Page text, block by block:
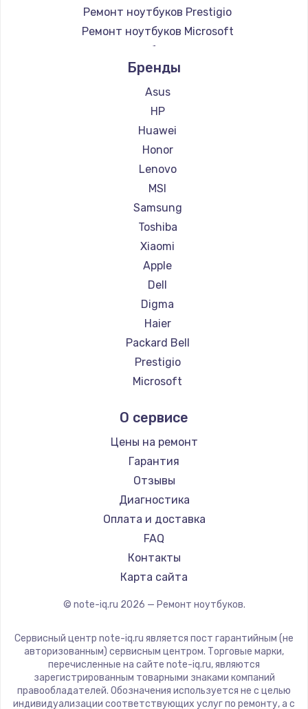
Ремонт ноутбуков Prestigio
Ремонт ноутбуков Microsoft
Ремонт ноутбуков Alienware
Ремонт ноутбуков Aquarius
Ремонт ноутбуков Gigabyte
Ремонт ноутбуков Aorus
Ремонт ноутбуков Maibenben
Ремонт ноутбуков Getac
Ремонт ноутбуков Epson
Ремонт ноутбуков Philips
Ремонт ноутбуков LG
Ремонт ноутбуков Panasonic
Ремонт ноутбуков Irbis
Ремонт ноутбуков Thunderobot
Ремонт ноутбуков Hasee
Ремонт ноутбуков ZTE
Ремонт ноутбуков Hiper
Ремонт ноутбуков Evga
Ремонт ноутбуков Google
Ремонт ноутбуков Echips
Ремонт ноутбуков Predator
Ремонт ноутбуков iru
Ремонт ноутбуков Machenike
Ремонт ноутбуков DEXP
Ремонт ноутбуков Teclast
Ремонт ноутбуков CHUWI
Ремонт ноутбуков Colorful
Бренды
Asus
HP
Huawei
Honor
Lenovo
MSI
Samsung
Toshiba
Xiaomi
Apple
Dell
Digma
Haier
Packard Bell
Prestigio
Microsoft
Aquarius
Gigabyte
Aorus
Maibenben
Getac
Epson
Philips
LG
Panasonic
ZTE
Hiper
Evga
О сервисе
Цены на ремонт
Гарантия
Отзывы
Диагностика
Оплата и доставка
FAQ
Контакты
Карта сайта
© note-iq.ru 2026 — Ремонт ноутбуков.
Сервисный центр note-iq.ru является пост гарантийным (не
авторизованным) сервисным центром. Торговые марки,
перечисленные на сайте note-iq.ru, являются
зарегистрированным товарными знаками компаний
правообладателей. Обозначения используется не с целью
индивидуализации соответствующих услуг по ремонту, а с